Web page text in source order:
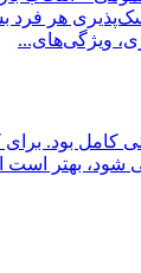
هر فرد
ویژگی‌های...
کامل بود.
شود، بهتر است